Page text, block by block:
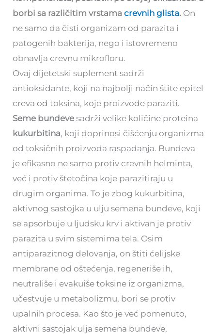
borbi sa različitim vrstamacrevnih glista. On
ne samo da čisti organizam od parazita i
patogenih bakterija, nego i istovremeno
obnavlјa crevnu mikrofloru.
Ovaj dijetetski suplement sadrži
antioksidante, koji na najbolјi način štite epitel
creva od toksina, koje proizvode paraziti.
Seme bundeve sadrži velike količine proteina
kukurbitina, koji doprinosi čišćenju organizma
od toksičnih proizvoda raspadanja. Bundeva
je efikasno ne samo protiv crevnih helminta,
već i protiv štetočina koje parazitiraju u
drugim organima. To je zbog kukurbitina,
aktivnog sastojka u ulju semena bundeve, koji
se apsorbuje u ljudsku krv i aktivan je protiv
parazita u svim sistemima tela. Osim
antiparazitnog delovanja, on štiti ćelijske
membrane od oštećenja, regeneriše ih,
neutrališe i evakuiše toksine iz organizma,
učestvuje u metabolizmu, bori se protiv
upalnih procesa. Kao što je već pomenuto,
aktivni sastojak ulja semena bundeve,